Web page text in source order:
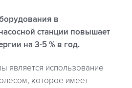
в
станции повышает
на 3-5 % в год.
является использование
которое имеет